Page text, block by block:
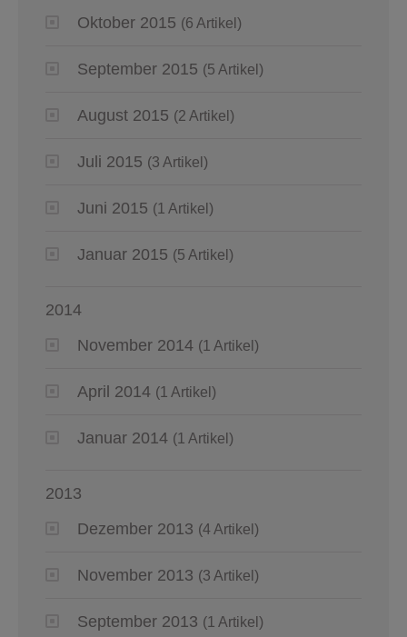
Oktober 2015 (6 Artikel)
September 2015 (5 Artikel)
August 2015 (2 Artikel)
Juli 2015 (3 Artikel)
Juni 2015 (1 Artikel)
Januar 2015 (5 Artikel)
2014
November 2014 (1 Artikel)
April 2014 (1 Artikel)
Januar 2014 (1 Artikel)
2013
Dezember 2013 (4 Artikel)
November 2013 (3 Artikel)
September 2013 (1 Artikel)